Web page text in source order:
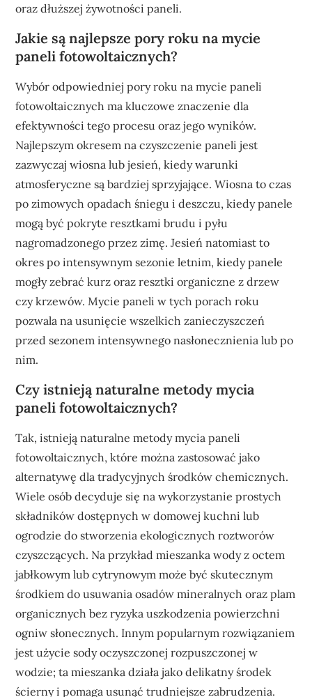
oraz dłuższej żywotności paneli.
Jakie są najlepsze pory roku na mycie
paneli fotowoltaicznych?
Wybór odpowiedniej pory roku na mycie paneli
fotowoltaicznych ma kluczowe znaczenie dla
efektywności tego procesu oraz jego wyników.
Najlepszym okresem na czyszczenie paneli jest
zazwyczaj wiosna lub jesień, kiedy warunki
atmosferyczne są bardziej sprzyjające. Wiosna to czas
po zimowych opadach śniegu i deszczu, kiedy panele
mogą być pokryte resztkami brudu i pyłu
nagromadzonego przez zimę. Jesień natomiast to
okres po intensywnym sezonie letnim, kiedy panele
mogły zebrać kurz oraz resztki organiczne z drzew
czy krzewów. Mycie paneli w tych porach roku
pozwala na usunięcie wszelkich zanieczyszczeń
przed sezonem intensywnego nasłonecznienia lub po
nim.
Czy istnieją naturalne metody mycia
paneli fotowoltaicznych?
Tak, istnieją naturalne metody mycia paneli
fotowoltaicznych, które można zastosować jako
alternatywę dla tradycyjnych środków chemicznych.
Wiele osób decyduje się na wykorzystanie prostych
składników dostępnych w domowej kuchni lub
ogrodzie do stworzenia ekologicznych roztworów
czyszczących. Na przykład mieszanka wody z octem
jabłkowym lub cytrynowym może być skutecznym
środkiem do usuwania osadów mineralnych oraz plam
organicznych bez ryzyka uszkodzenia powierzchni
ogniw słonecznych. Innym popularnym rozwiązaniem
jest użycie sody oczyszczonej rozpuszczonej w
wodzie; ta mieszanka działa jako delikatny środek
ścierny i pomaga usunąć trudniejsze zabrudzenia.